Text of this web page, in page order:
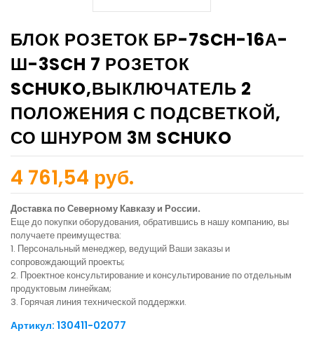
БЛОК РОЗЕТОК БР-7SCH-16А-
Ш-3SCH 7 РОЗЕТОК
SCHUKO,ВЫКЛЮЧАТЕЛЬ 2
ПОЛОЖЕНИЯ С ПОДСВЕТКОЙ,
СО ШНУРОМ 3М SCHUKO
4 761,54 руб.
Доставка по Северному Кавказу и России.
Еще до покупки оборудования, обратившись в нашу компанию, вы
получаете преимущества:
1. Персональный менеджер, ведущий Ваши заказы и
сопровождающий проекты;
2. Проектное консультирование и консультирование по отдельным
продуктовым линейкам;
3. Горячая линия технической поддержки.
Артикул: 130411-02077